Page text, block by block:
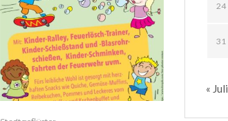
24
31
« Juli